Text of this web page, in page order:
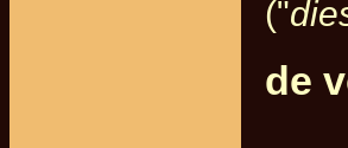
("
de